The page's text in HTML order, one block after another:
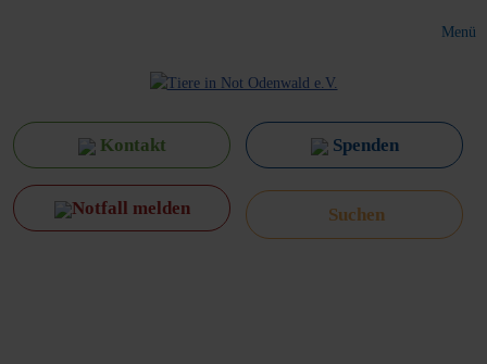
Menü
Kontakt Spenden
Notfall melden